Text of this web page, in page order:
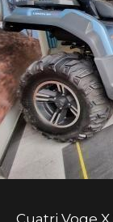
Cuatri Voge